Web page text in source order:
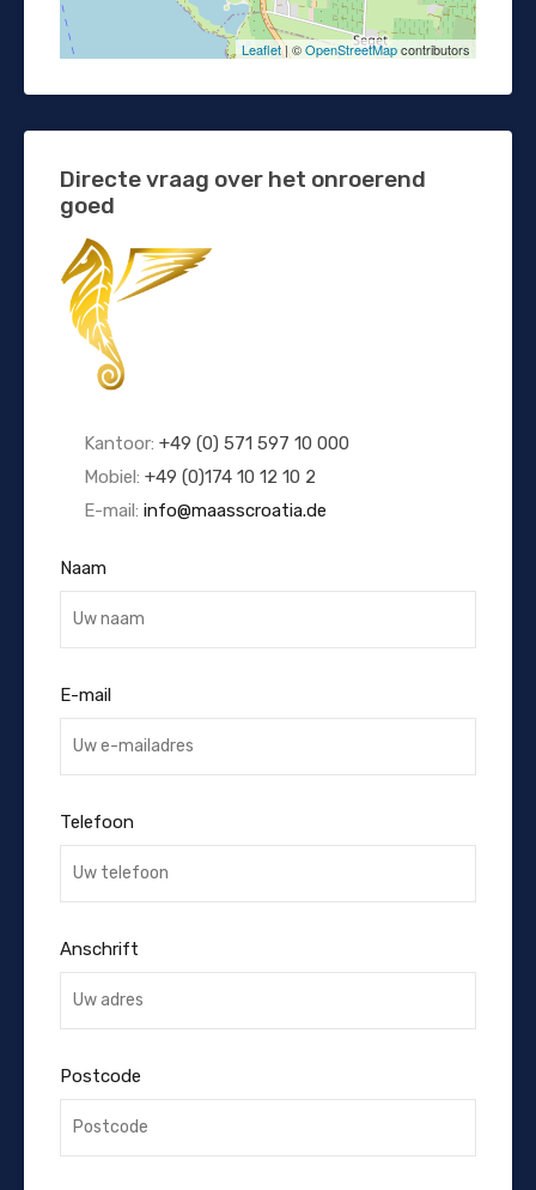
Leaflet| ©OpenStreetMapcontributors
Directe vraag over het onroerend
goed
Kantoor: +49 (0) 571 597 10 000
Mobiel: +49 (0)174 10 12 10 2
E-mail: info@maasscroatia.de
Naam
E-mail
Telefoon
Anschrift
Postcode